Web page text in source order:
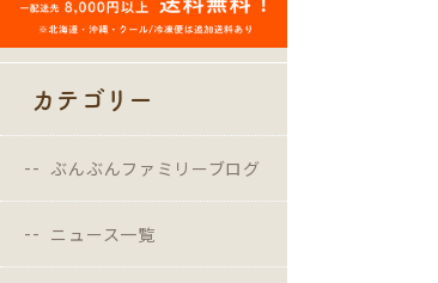
カテゴリー
ぶんぶんファミリーブログ
ニュース一覧